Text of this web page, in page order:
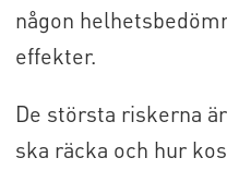
någon
effekter.
De största riskerna
ska räcka och hur